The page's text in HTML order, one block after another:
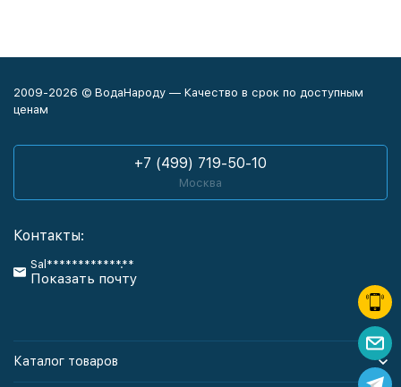
2009-2026 © ВодаНароду — Качество в срок по доступным
ценам
+7 (499) 719-50-10
Москва
Контакты:
Sal************.**
Показать почту
Каталог товаров